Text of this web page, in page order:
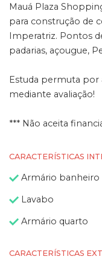
Mauá Plaza
para construção de
Imperatriz. Pontos
padarias, açougue,
Estuda permuta
mediante avaliação!
*** Não aceita
CARACTERÍSTICAS
Armário banheiro
Lavabo
Armário quarto
CARACTERÍSTICAS